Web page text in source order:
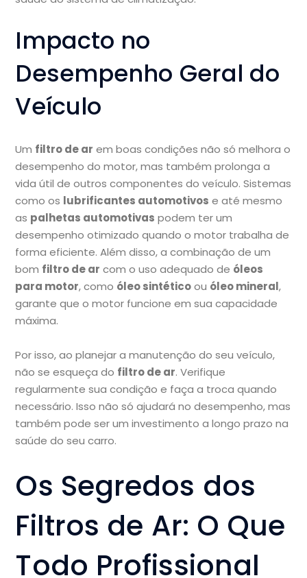
Impacto no
Desempenho Geral do
Veículo
Um filtro de ar em boas condições não só melhora o
desempenho do motor, mas também prolonga a
vida útil de outros componentes do veículo. Sistemas
como os lubrificantes automotivos e até mesmo
as palhetas automotivas podem ter um
desempenho otimizado quando o motor trabalha de
forma eficiente. Além disso, a combinação de um
bom filtro de ar com o uso adequado de óleos
para motor, como óleo sintéticoou óleo mineral,
garante que o motor funcione em sua capacidade
máxima.
Por isso, ao planejar a manutenção do seu veículo,
não se esqueça do filtro de ar. Verifique
regularmente sua condição e faça a troca quando
necessário. Isso não só ajudará no desempenho, mas
também pode ser um investimento a longo prazo na
saúde do seu carro.
Os Segredos dos
Filtros de Ar: O Que
Todo Profissional